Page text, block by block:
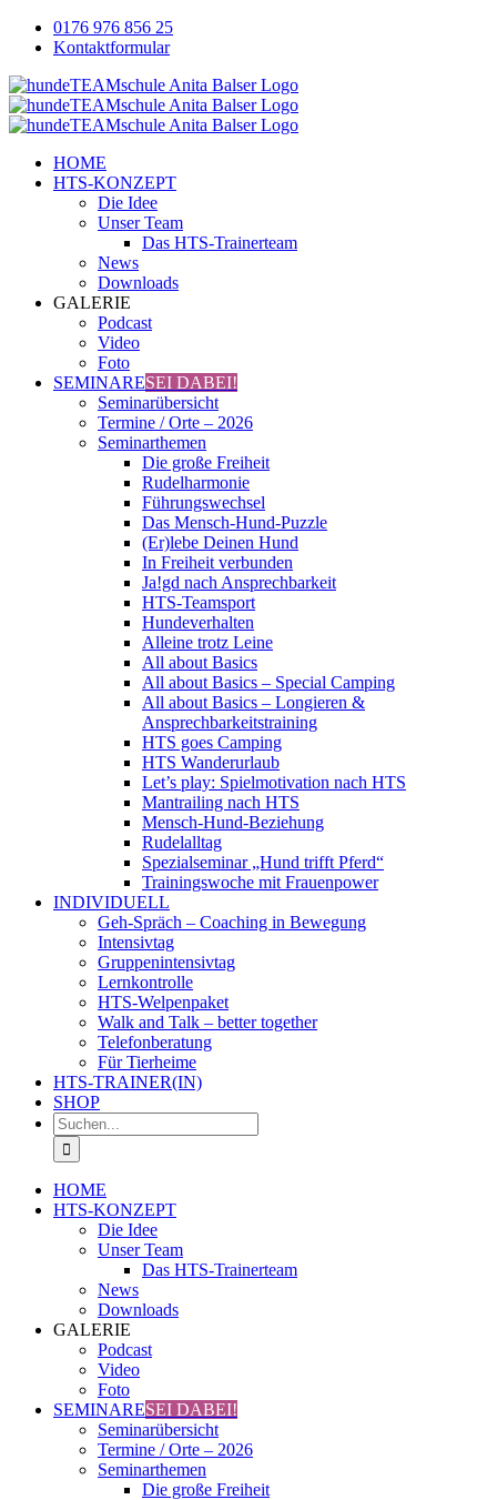
Zum
Inhalt
0176 976 856 25
Kontaktformular
Facebook
YouTube
Instagram
HOME
HTS-KONZEPT
Die Idee
Unser Team
Das HTS-Trainerteam
News
Downloads
GALERIE
Podcast
Video
Foto
SEMINARESEI DABEI!
Seminarübersicht
Termine / Orte – 2026
Seminarthemen
Die große Freiheit
Rudelharmonie
Führungswechsel
Das Mensch-Hund-Puzzle
(Er)lebe Deinen Hund
In Freiheit verbunden
Ja!gd nach Ansprechbarkeit
HTS-Teamsport
Hundeverhalten
Alleine trotz Leine
All about Basics
All about Basics – Special Camping
All about Basics – Longieren &
Ansprechbarkeitstraining
HTS goes Camping
HTS Wanderurlaub
Let’s play: Spielmotivation nach HTS
Mantrailing nach HTS
Mensch-Hund-Beziehung
Rudelalltag
Spezialseminar „Hund trifft Pferd“
Trainingswoche mit Frauenpower
INDIVIDUELL
Geh-Spräch – Coaching in Bewegung
Intensivtag
Gruppenintensivtag
Lernkontrolle
HTS-Welpenpaket
Walk and Talk – better together
Telefonberatung
Für Tierheime
HTS-TRAINER(IN)
SHOP
Suche
nach:
HOME
HTS-KONZEPT
Die Idee
Unser Team
Das HTS-Trainerteam
News
Downloads
GALERIE
Podcast
Video
Foto
SEMINARESEI DABEI!
Seminarübersicht
Termine / Orte – 2026
Seminarthemen
Die große Freiheit